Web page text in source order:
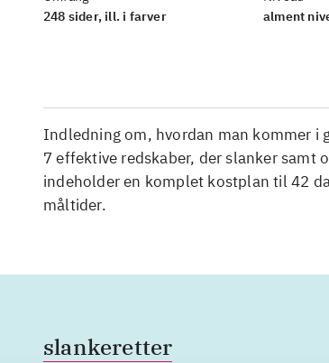
248 sider, ill. i farver
alment
Indledning om, hvordan man kommer i
7 effektive redskaber, der slanker samt
indeholder en komplet kostplan til 42
måltider.
slankeretter